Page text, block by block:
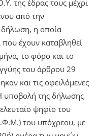
της έδρας τους μέχρι
από την
η οποία
έχουν καταβληθεί
το φόρο και το
του άρθρου 29
και τις οφειλόμενες
υποβολή της δήλωσης
ψηφίο του
του υπόχρεου, με